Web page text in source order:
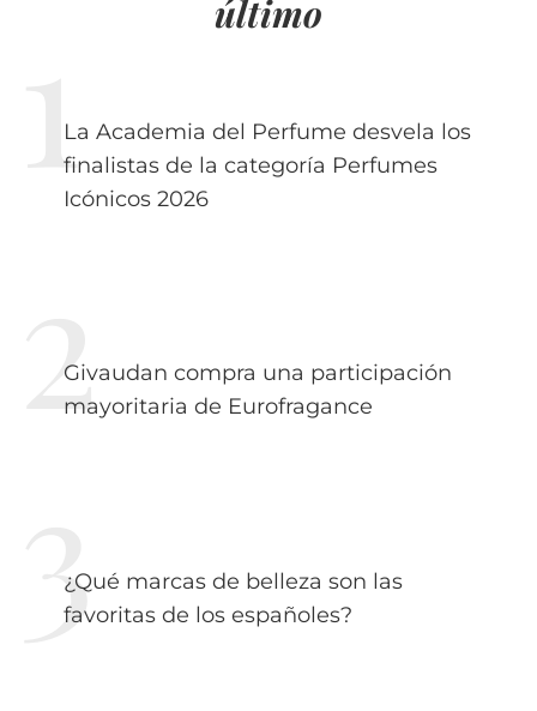
último
La Academia del Perfume desvela los
finalistas de la categoría Perfumes
Icónicos 2026
Givaudan compra una participación
mayoritaria de Eurofragance
¿Qué marcas de belleza son las
favoritas de los españoles?